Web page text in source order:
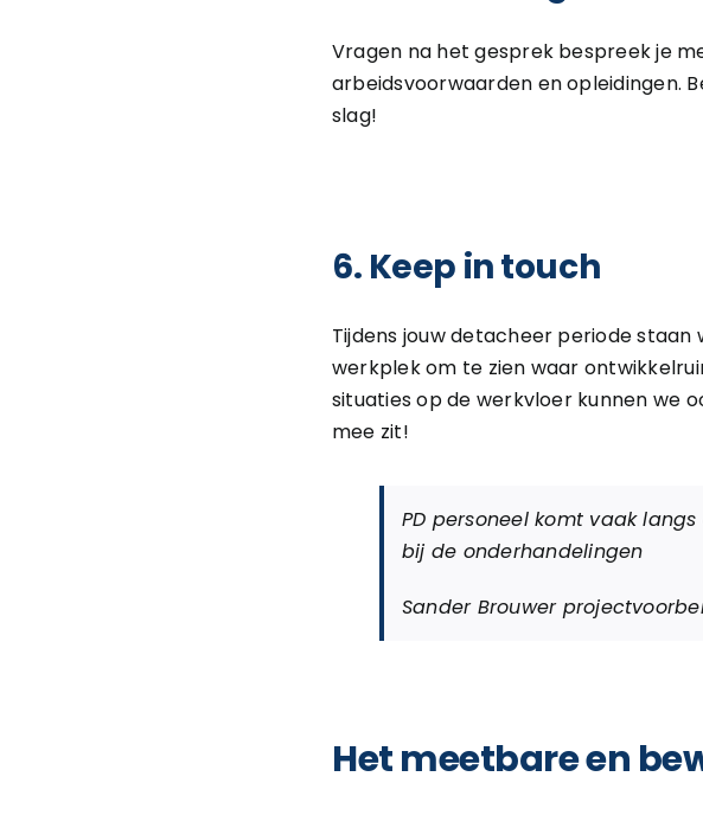
Vragen na het gesprek bespreek je
arbeidsvoorwaarden en opleidingen.
slag!
6. Keep in touch
Tijdens jouw detacheer periode staan
werkplek om te zien waar
situaties op de werkvloer kunnen we
mee zit!
PD personeel komt vaak
bij de onderhandelingen
Sander Brouwer
Het meetbare en